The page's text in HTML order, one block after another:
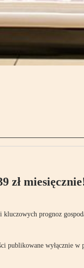
zł
prognoz
publikowane wyłącznie w